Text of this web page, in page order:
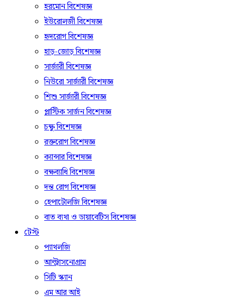
হরমোন বিশেষজ্ঞ
ইউরোলজী বিশেষজ্ঞ
হৃদরোগ বিশেষজ্ঞ
হাড়-জোড় বিশেষজ্ঞ
সার্জারী বিশেষজ্ঞ
নিউরো সার্জারী বিশেষজ্ঞ
শিশু সার্জারী বিশেষজ্ঞ
প্লাস্টিক সার্জন বিশেষজ্ঞ
চক্ষু বিশেষজ্ঞ
রক্তরোগ বিশেষজ্ঞ
ক্যান্সার বিশেষজ্ঞ
বক্ষব্যাধি বিশেষজ্ঞ
দন্ত রোগ বিশেষজ্ঞ
হেপাটোলজি বিশেষজ্ঞ
বাত ব্যথা ও ডায়াবেটিস বিশেষজ্ঞ
টেস্ট
প্যাথলজি
আল্ট্রাসনোগ্রাম
সিটি স্ক্যান
এম আর আই